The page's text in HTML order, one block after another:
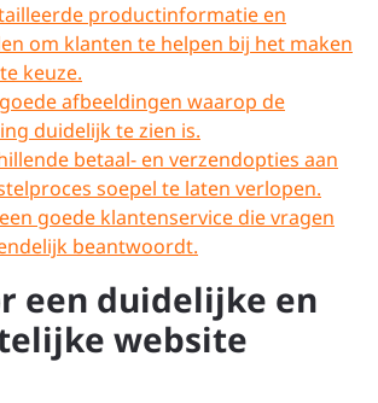
productinformatie en
om klanten te helpen bij het maken
keuze.
afbeeldingen waarop de
duidelijk te zien is.
betaal- en verzendopties aan
soepel te laten verlopen.
goede klantenservice die vragen
beantwoordt.
een duidelijke en
website